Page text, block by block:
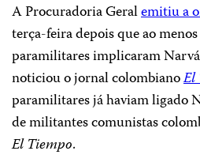
A Procuradoria Geralemitiu a
terça-feira depois que ao
paramilitares implicaram
noticiou o jornal colombianoEl
paramilitares já haviam ligado
de militantes comunistas
El Tiempo.